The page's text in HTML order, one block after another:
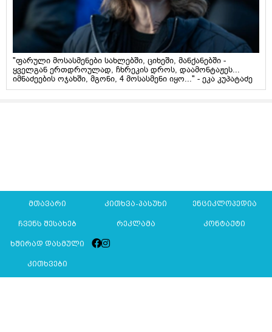
"ფარული მოსასმენები სახლებში, ციხეში, მანქანებში -
ყველგან ერთდროულად, ჩხრეკის დროს, დაამონტაჟეს...
იმნაძეების ოჯახში, მგონი, 4 მოსასმენი იყო..." - ეკა კუპატაძე
მთავარი კითხვა-პასუხი ენციკლოპედია
ჩვენს შესახებ რეკლამა კონტაქტი
ხშირად დასმული
კითხვები